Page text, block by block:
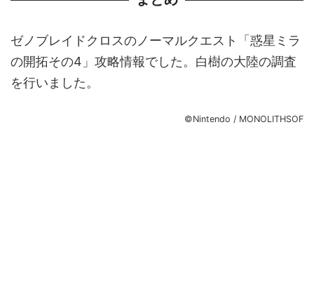
ゼノブレイドクロスのノーマルクエスト「惑星ミラ
の開拓その4」攻略情報でした。白樹の大陸の調査
を行いました。
©Nintendo / MONOLITHSOF